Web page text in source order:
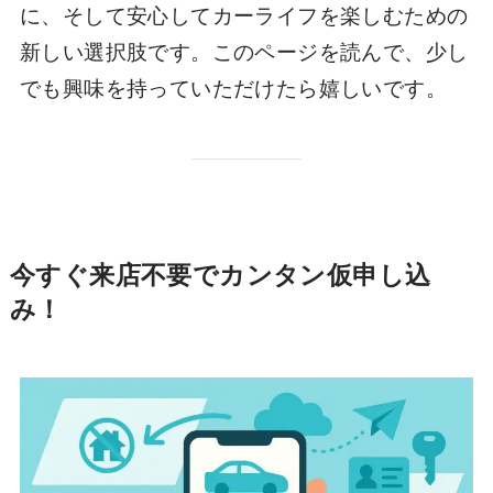
に、そして安心してカーライフを楽しむための
新しい選択肢です。このページを読んで、少し
でも興味を持っていただけたら嬉しいです。
今すぐ来店不要でカンタン仮申し込
み！